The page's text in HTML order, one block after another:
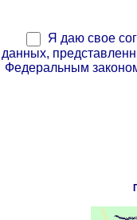
Я даю свое
данных,
Федеральным